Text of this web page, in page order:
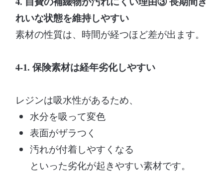
れいな状態を維持しやすい
素材の性質は、時間が経つほど差が出ます。
4-1. 保険素材は経年劣化しやすい
レジンは吸水性があるため、
水分を吸って変色
表面がザラつく
汚れが付着しやすくなる
といった劣化が起きやすい素材です。